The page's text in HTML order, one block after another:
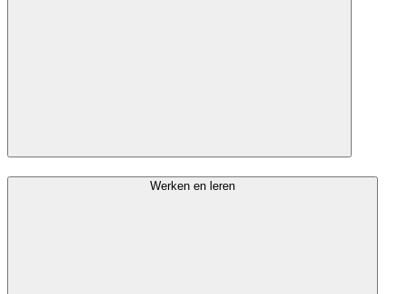
Werken en leren